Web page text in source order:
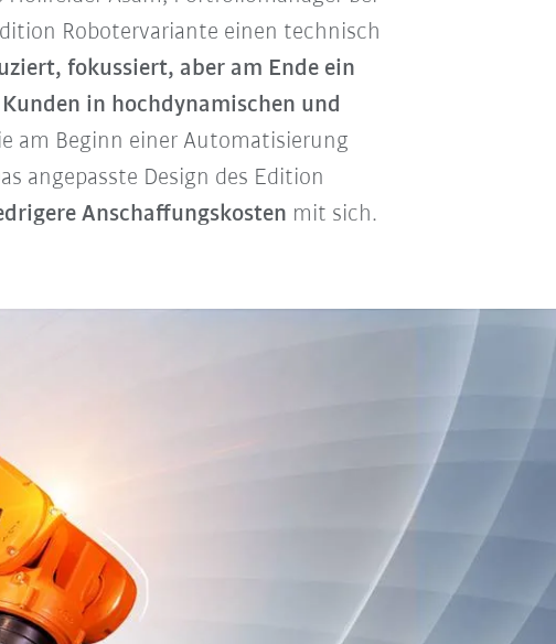
Robotervariante einen technisch
fokussiert, aber am Ende ein
in hochdynamischen und
am Beginn einer Automatisierung
angepasste Design des Edition
Anschaffungskosten mit sich.